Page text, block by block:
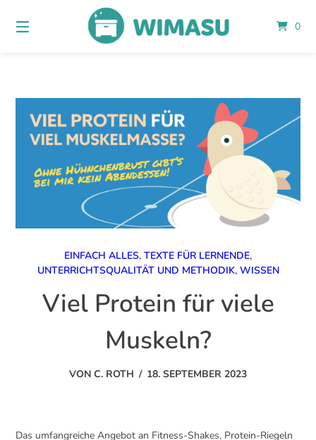
zum
Inhalt
0
EINFACH ALLES, TEXTE FÜR LERNENDE,
UNTERRICHTSQUALITÄT UND METHODIK, WISSEN
Viel Protein für viele
Muskeln?
VON C. ROTH / 18. SEPTEMBER 2023
Das umfangreiche Angebot an Fitness-Shakes, Protein-Riegeln